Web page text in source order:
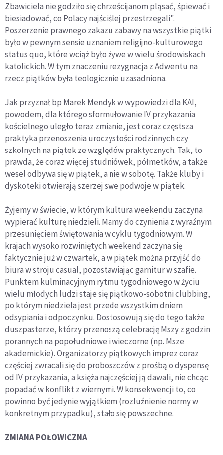
Zbawiciela nie godziło się chrześcijanom pląsać, śpiewać i
biesiadować, co Polacy najściślej przestrzegali".
Poszerzenie prawnego zakazu zabawy na wszystkie piątki
było w pewnym sensie uznaniem religijno-kulturowego
status quo, które wciąż było żywe w wielu środowiskach
katolickich. W tym znaczeniu rezygnacja z Adwentu na
rzecz piątków była teologicznie uzasadniona.
Jak przyznał bp Marek Mendyk w wypowiedzi dla KAI,
powodem, dla którego sformułowanie IV przykazania
kościelnego uległo teraz zmianie, jest coraz częstsza
praktyka przenoszenia uroczystości rodzinnych czy
szkolnych na piątek ze względów praktycznych. Tak, to
prawda, że coraz więcej studniówek, półmetków, a także
wesel odbywa się w piątek, a nie w sobotę. Także kluby i
dyskoteki otwierają szerzej swe podwoje w piątek.
Żyjemy w świecie, w którym kultura weekendu zaczyna
wypierać kulturę niedzieli. Mamy do czynienia z wyraźnym
przesunięciem świętowania w cyklu tygodniowym. W
krajach wysoko rozwiniętych weekend zaczyna się
faktycznie już w czwartek, a w piątek można przyjść do
biura w stroju casual, pozostawiając garnitur w szafie.
Punktem kulminacyjnym rytmu tygodniowego w życiu
wielu młodych ludzi staje się piątkowo-sobotni clubbing,
po którym niedziela jest przede wszystkim dniem
odsypiania i odpoczynku. Dostosowują się do tego także
duszpasterze, którzy przenoszą celebrację Mszy z godzin
porannych na popołudniowe i wieczorne (np. Msze
akademickie). Organizatorzy piątkowych imprez coraz
częściej zwracali się do proboszczów z prośbą o dyspensę
od IV przykazania, a księża najczęściej ją dawali, nie chcąc
popadać w konflikt z wiernymi. W konsekwencji to, co
powinno być jedynie wyjątkiem (rozluźnienie normy w
konkretnym przypadku), stało się powszechne.
ZMIANA POŁOWICZNA